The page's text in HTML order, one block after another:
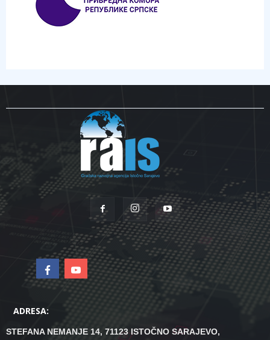
ADRESA:
STEFANA NEMANJE 14, 71123 ISTOČNO SARAJEVO,